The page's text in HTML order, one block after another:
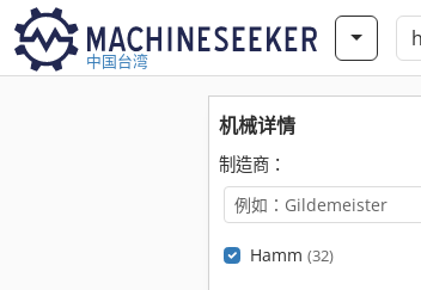
中国台湾
机械详情
制造商：
Hamm (32)